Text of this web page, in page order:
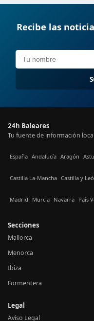
Recibe las
24h Baleares
Tu fuente de información
España Andalucía Aragón
Castilla La-Mancha Castilla y
Madrid Murcia Navarra País
Secciones
Mallorca
Menorca
Ibiza
Formentera
Legal
Aviso Legal